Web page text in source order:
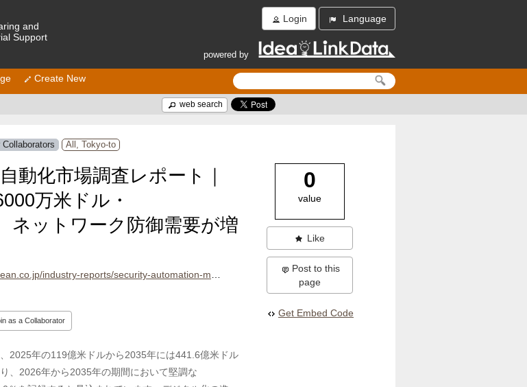
and
Support
Login Language
powered by
Create New
web search
Collaborators All, Tokyo-to
動化市場調査レポート｜
万米ドル・
ネットワーク防御需要が増
industry-reports/security-automation-market
as a Collaborator
2025年の119億米ドルから2035年には441.6億米ドル
、2026年から2035年の期間において堅調な
0
value
Like
Post to this
page
Get Embed Code